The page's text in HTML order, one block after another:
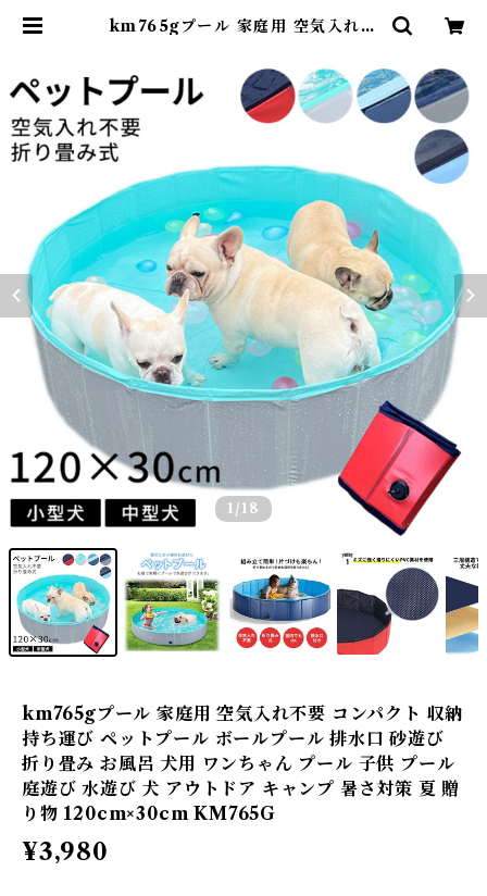
km765gプール 家庭用 空気入れ不
折り畳み お風呂 犬用 ワンちゃん プ
ール 子供 プール 庭遊び 水遊び 犬
アウトドア キャンプ 暑さ対策 夏 贈
り物 120cm×30cm KM765G | D
earKM ❤︎フレンチブルドック孔明
1 /18
km765gプール 家庭用 空気入れ不要 コンパクト 収納
持ち運び ペットプール ボールプール 排水口 砂遊び
折り畳み お風呂 犬用 ワンちゃん プール 子供 プール
庭遊び 水遊び 犬 アウトドア キャンプ 暑さ対策 夏 贈
り物 120cm×30cm KM765G
¥3,980